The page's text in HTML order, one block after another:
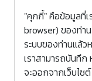
"คุกกี้" คือข้อมูลที่เ
browser) ของท่า
ระบบของท่านแล้ว
เราสามารถบันทึ
จะออกจากเว็บไซ